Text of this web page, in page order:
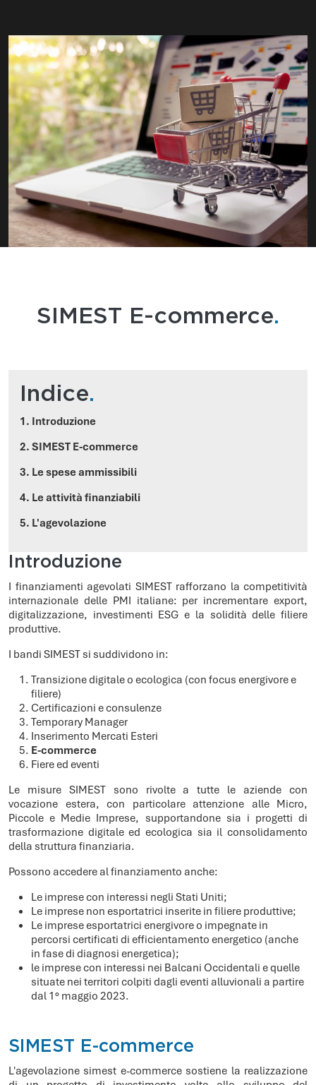
SIMEST E-commerce.
Indice.
1. Introduzione
2. SIMEST E-commerce
3. Le spese ammissibili
4. Le attività finanziabili
5. L'agevolazione
Introduzione
I finanziamenti agevolati SIMEST rafforzano la competitività
internazionale delle PMI italiane: per incrementare export,
digitalizzazione, investimenti ESG e la solidità delle filiere
produttive.
I bandi SIMEST si suddividono in:
Transizione digitale o ecologica (con focus energivore e
filiere)
Certificazioni e consulenze
Temporary Manager
Inserimento Mercati Esteri
E-commerce
Fiere ed eventi
Le misure SIMEST sono rivolte a tutte le aziende con
vocazione estera, con particolare attenzione alle Micro,
Piccole e Medie Imprese, supportandone sia i progetti di
trasformazione digitale ed ecologica sia il consolidamento
della struttura finanziaria.
Possono accedere al finanziamento anche:
Le imprese con interessi negli Stati Uniti;
Le imprese non esportatrici inserite in filiere produttive;
Le imprese esportatrici energivore o impegnate in
percorsi certificati di efficientamento energetico (anche
in fase di diagnosi energetica);
le imprese con interessi nei Balcani Occidentali e quelle
situate nei territori colpiti dagli eventi alluvionali a partire
dal 1° maggio 2023.
SIMEST E-commerce
L'agevolazione simest e-commerce sostiene la realizzazione